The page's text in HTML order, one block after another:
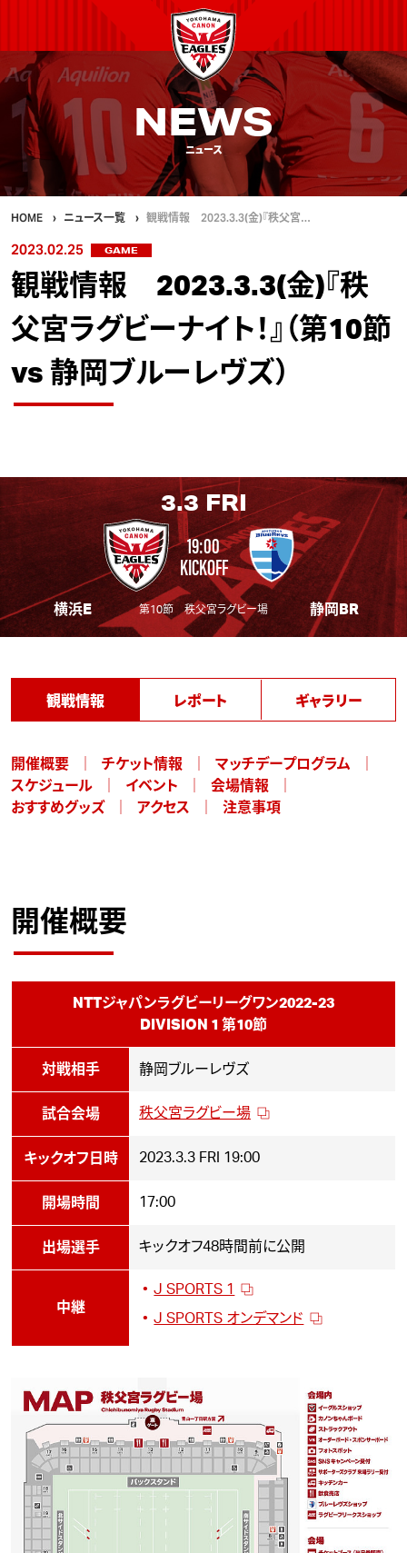
NEWS
ニュース
HOME ニュース一覧 観戦情報 2023.3.3(金)『秩父宮…
2023.02.25 GAME
観戦情報 2023.3.3(金)『秩
父宮ラグビーナイト！』（第10節
vs 静岡ブルーレヴズ）
3.3 FRI
19:00
KICKOFF
横浜E 第10節 秩父宮ラグビー場 静岡BR
観戦情報 レポート ギャラリー
開催概要 チケット情報
マッチデープログラム
スケジュール
イベント
会場情報
おすすめグッズ
アクセス 注意事項
開催概要
NTTジャパンラグビーリーグワン2022-23
DIVISION 1 第10節
対戦相手 静岡ブルーレヴズ
試合会場 秩父宮ラグビー場
キックオフ日時 2023.3.3 FRI 19:00
開場時間 17:00
出場選手 キックオフ48時間前に公開
中継
J SPORTS 1
J SPORTS オンデマンド